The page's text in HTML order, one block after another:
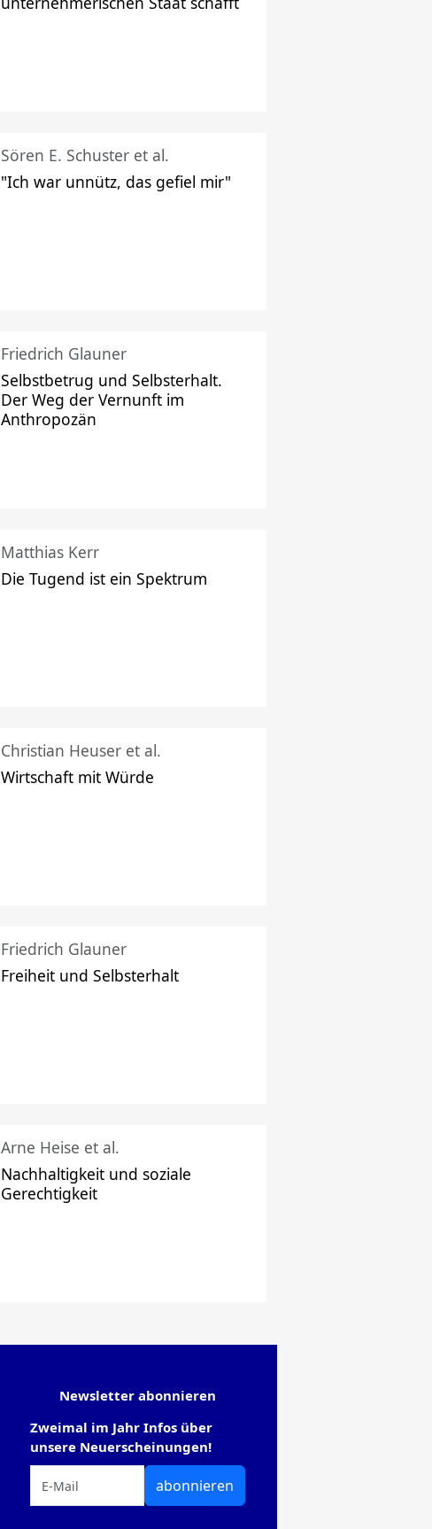
Sören E. Schuster et al.
"Ich war unnütz, das gefiel mir"
Friedrich Glauner
Selbstbetrug und Selbsterhalt.
Der Weg der Vernunft im
Anthropozän
Matthias Kerr
Die Tugend ist ein Spektrum
Christian Heuser et al.
Wirtschaft mit Würde
Friedrich Glauner
Freiheit und Selbsterhalt
Arne Heise et al.
Nachhaltigkeit und soziale
Gerechtigkeit
Newsletter abonnieren
Zweimal im Jahr Infos über
unsere Neuerscheinungen!
abonnieren